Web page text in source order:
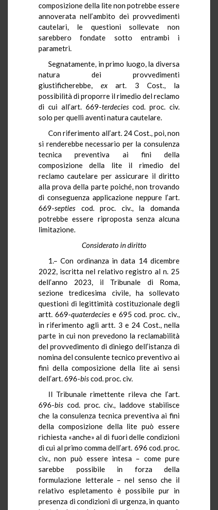
composizione della lite non potrebbe essere
annoverata nell’ambito dei provvedimenti
cautelari, le questioni sollevate non
sarebbero fondate sotto entrambi i
parametri.
Segnatamente, in primo luogo, la diversa
natura dei provvedimenti
giustificherebbe, exart. 3 Cost., la
possibilità di proporre il rimedio del reclamo
di cui all’art. 669-terdeciescod. proc. civ.
solo per quelli aventi natura cautelare.
Con riferimento all’art. 24 Cost., poi, non
si renderebbe necessario per la consulenza
tecnica preventiva ai fini della
composizione della lite il rimedio del
reclamo cautelare per assicurare il diritto
alla prova della parte poiché, non trovando
di conseguenza applicazione neppure l’art.
669-septies cod. proc. civ., la domanda
potrebbe essere riproposta senza alcuna
limitazione.
Considerato in diritto
1.– Con ordinanza in data 14 dicembre
2022, iscritta nel relativo registro al n. 25
dell’anno 2023, il Tribunale di Roma,
sezione tredicesima civile, ha sollevato
questioni di legittimità costituzionale degli
artt. 669-quaterdeciese 695 cod. proc. civ.,
in riferimento agli artt. 3 e 24 Cost., nella
parte in cui non prevedono la reclamabilità
del provvedimento di diniego dell’istanza di
nomina del consulente tecnico preventivo ai
fini della composizione della lite ai sensi
dell’art. 696-biscod. proc. civ.
Il Tribunale rimettente rileva che l’art.
696-bis cod. proc. civ., laddove stabilisce
che la consulenza tecnica preventiva ai fini
della composizione della lite può essere
richiesta «anche» al di fuori delle condizioni
di cui al primo comma dell’art. 696 cod. proc.
civ., non può essere intesa – come pure
sarebbe possibile in forza della
formulazione letterale – nel senso che il
relativo espletamento è possibile pur in
presenza di condizioni di urgenza, in quanto